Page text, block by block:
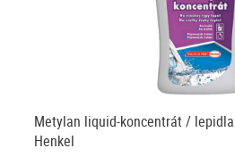
Metylan liquid-koncentrát /
Henkel